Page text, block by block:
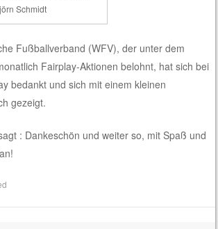
Schmidt
Fußballverband (WFV), der unter dem
Fairplay-Aktionen belohnt, hat sich bei
bedankt und sich mit einem kleinen
gezeigt.
: Dankeschön und weiter so, mit Spaß und